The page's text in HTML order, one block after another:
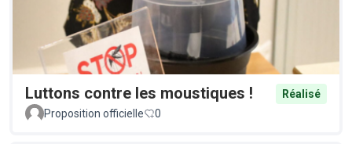
Luttons contre les moustiques !
Réalisé
Proposition officielle
0